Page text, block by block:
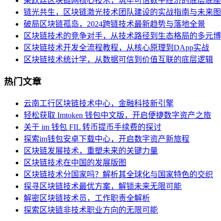
链光共生，区块链激光技术团队建设的实战指南与未来
破局区块链孤岛，2024跨链技术最新趋势与落地全景
区块链技术的竞争对手，从技术路径到生态格局的多元
区块链技术开发全流程教程，从核心原理到DApp实战
区块链技术统计学，从数据可信到价值互联的底层逻辑
热门文章
云南工行区块链技术中心，金融科技新引擎
轻松获取 Imtoken 钱包中文版，开启便捷数字资产之旅
关于 im 钱包 FIL 转币提币手续费的探讨
探索im钱包安卓下载中心，开启数字资产新旅程
区块链发展技术，重塑未来的关键力量
区块链技术在中国的发展版图
区块链技术分国家吗？解析其全球化与国家特色的交织
探寻区块链技术最优方案，解锁未来无限可能
解密区块链技术员，工作职责全解析
探索区块链非技术职业方向的无限可能